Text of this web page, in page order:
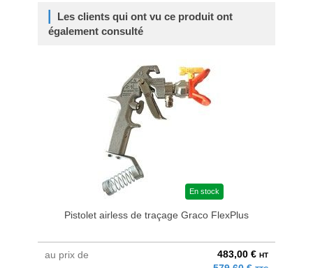
Les clients qui ont vu ce produit ont
également consulté
En stock
Pistolet airless de traçage Graco FlexPlus
au prix de 483,00 € HT